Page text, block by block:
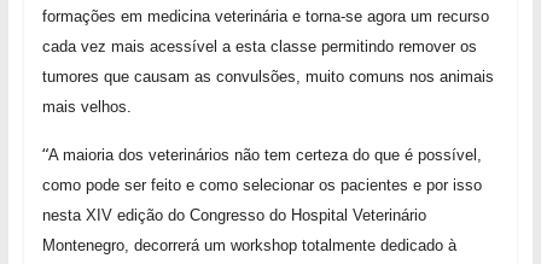
formações em medicina veterinária e torna-se agora um recurso
cada vez mais acessível a esta classe permitindo remover os
tumores que causam as convulsões, muito comuns nos animais
mais velhos.
“A maioria dos veterinários não tem certeza do que é possível,
como pode ser feito e como selecionar os pacientes e por isso
nesta XIV edição do Congresso do Hospital Veterinário
Montenegro, decorrerá um workshop totalmente dedicado à